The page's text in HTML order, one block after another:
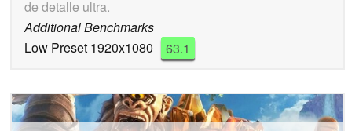
de detalle ultra.
Additional Benchmarks
Low Preset 1920x1080
63.1